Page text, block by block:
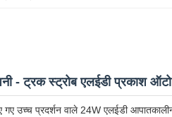
- ट्रक स्ट्रोब एलईडी प्रकाश ऑटो
गए उच्च प्रदर्शन वाले 24W एलईडी